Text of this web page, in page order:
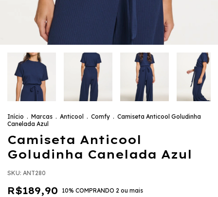
Início . Marcas . Anticool . Comfy . Camiseta Anticool Goludinha
Canelada Azul
Camiseta Anticool
Goludinha Canelada Azul
SKU: ANT280
R$189,90 10% COMPRANDO 2 ou mais